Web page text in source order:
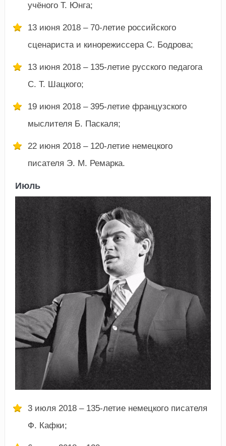
учёного Т. Юнга;
13 июня 2018 – 70-летие российского
сценариста и кинорежиссера С. Бодрова;
13 июня 2018 – 135-летие русского педагога
С. Т. Шацкого;
19 июня 2018 – 395-летие французского
мыслителя Б. Паскаля;
22 июня 2018 – 120-летие немецкого
писателя Э. М. Ремарка.
Июль
3 июля 2018 – 135-летие немецкого писателя
Ф. Кафки;